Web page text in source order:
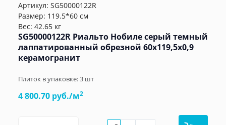
Артикул: SG50000122R
Размер: 119.5*60 см
Вес: 42.65 кг
SG50000122R Риальто Нобиле серый темный
лаппатированный обрезной 60x119,5x0,9
керамогранит
Плиток в упаковке:3 шт
4 800.70 руб./м2